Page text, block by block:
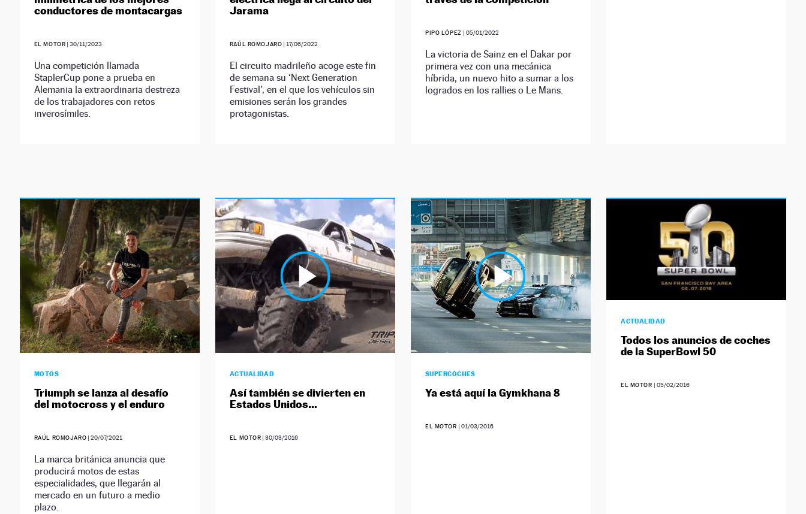
conductores de montacargas
EL MOTOR |30/11/2023
Una competición llamada
StaplerCup pone a prueba en
Alemania la extraordinaria destreza
de los trabajadores con retos
inverosímiles.
Jarama
RAÚL ROMOJARO | 17/06/2022
El circuito madrileño acoge este fin
de semana su ‘Next Generation
Festival’, en el que los vehículos sin
emisiones serán los grandes
protagonistas.
PIPO LÓPEZ | 05/01/2022
La victoria de Sainz en el Dakar por
primera vez con una mecánica
híbrida, un nuevo hito a sumar a los
logrados en los rallies o Le Mans.
MOTOS
Triumph se lanza al desafío
del motocross y el enduro
RAÚL ROMOJARO |20/07/2021
La marca británica anuncia que
producirá motos de estas
especialidades, que llegarán al
mercado en un futuro a medio
plazo.
ACTUALIDAD
Así también se divierten en
Estados Unidos…
EL MOTOR |30/03/2016
SUPERCOCHES
Ya está aquí la Gymkhana 8
EL MOTOR | 01/03/2016
ACTUALIDAD
Todos los anuncios de coches
de la SuperBowl 50
EL MOTOR | 05/02/2016